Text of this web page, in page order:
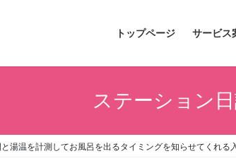
トップページ サービス
ステーション
湯温を計測してお風呂を出るタイミングを知らせてくれる